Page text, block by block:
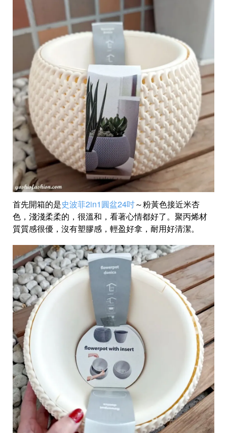
首先開箱的是史波菲2in1圓盆24吋～粉黃色接近米杏
色，淺淺柔柔的，很溫和，看著心情都好了。聚丙烯材
質質感很優，沒有塑膠感，輕盈好拿，耐用好清潔。